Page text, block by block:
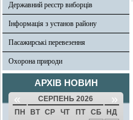
Державний реєстр виборців
Інформація з установ району
Пасажирські перевезення
Охорона природи
АРХІВ НОВИН
« СЕРПЕНЬ 2026 »
ПН ВТ СР ЧТ ПТ СБ
НД